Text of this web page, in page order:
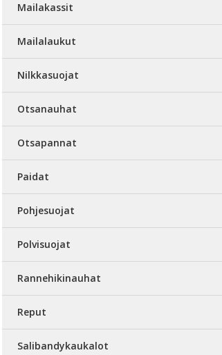
Mailakassit
Mailalaukut
Nilkkasuojat
Otsanauhat
Otsapannat
Paidat
Pohjesuojat
Polvisuojat
Rannehikinauhat
Reput
Salibandykaukalot